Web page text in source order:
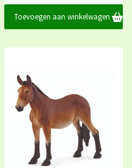
Toevoegen aan winkelwagen